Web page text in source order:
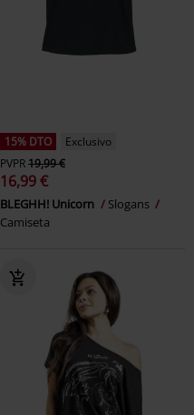
15% DTO
Exclusivo
PVPR19,99 €
16,99 €
BLEGHH! Unicorn
Slogans
Camiseta